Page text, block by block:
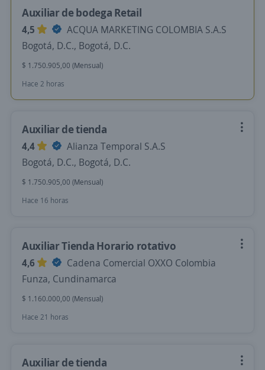
Auxiliar de bodega Retail
4,5
ACQUA MARKETING COLOMBIA S.A.S
Bogotá, D.C., Bogotá, D.C.
$ 1.750.905,00 (Mensual)
Hace 2 horas
Auxiliar de tienda
4,4
Alianza Temporal S.A.S
Bogotá, D.C., Bogotá, D.C.
$ 1.750.905,00 (Mensual)
Hace 16 horas
Auxiliar Tienda Horario rotativo
4,6
Cadena Comercial OXXO Colombia
Funza, Cundinamarca
$ 1.160.000,00 (Mensual)
Hace 21 horas
Auxiliar de tienda